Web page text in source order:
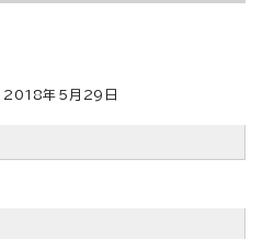
2018年5月 29 日